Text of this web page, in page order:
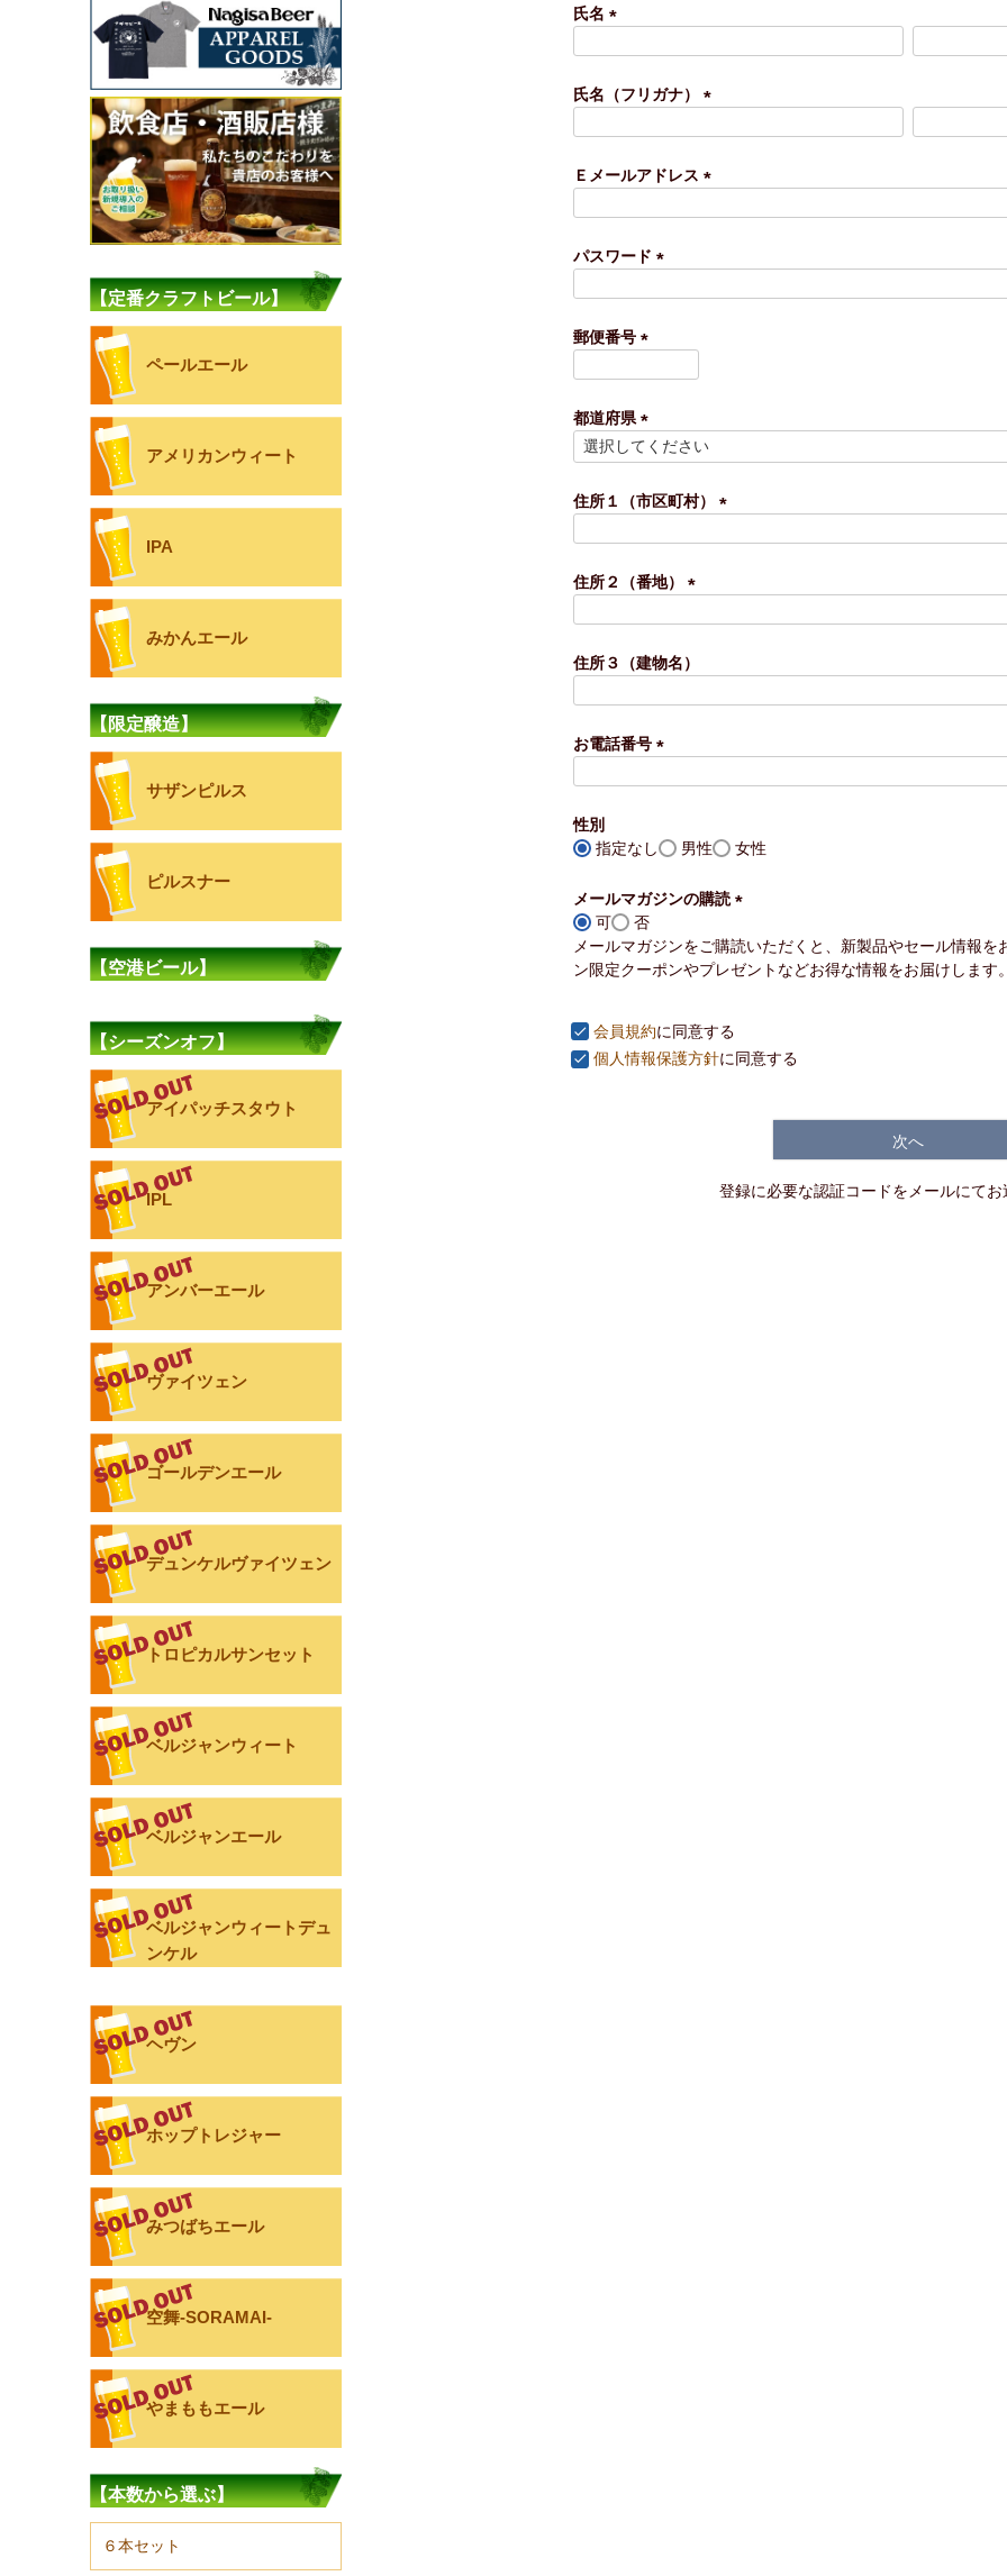
【定番クラフトビール】
ペールエール
アメリカンウィート
IPA
みかんエール
【限定醸造】
サザンピルス
ピルスナー
【空港ビール】
【シーズンオフ】
アイパッチスタウト
IPL
アンバーエール
ヴァイツェン
ゴールデンエール
デュンケルヴァイツェン
トロピカルサンセット
ベルジャンウィート
ベルジャンエール
ベルジャンウィートデュ
ンケル
ヘヴン
ホップトレジャー
みつばちエール
空舞-SORAMAI-
やまももエール
【本数から選ぶ】
６本セット
氏名
須
)
氏名（フリガナ）
須
)
Ｅメールアドレス
)
パスワード
)
郵便番号
須
)
都道府県
(
須
)
住所１（市区町村）
)
住所２（番地）
須
)
住所３（建物名）
お電話番号
)
性別
指定なし
男性 女性
メールマガジンの購読
必
須
可
否
メールマガジンをご購読いただくと、新製品やセール情報
ン限定クーポンやプレゼントなどお得な情報をお届けします。
会員規約に同意する
個人情報保護方針に同意する
次へ
登録に必要な認証コードをメールにてお